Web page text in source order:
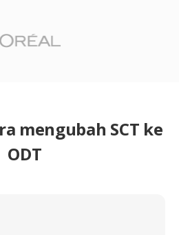
mengubah SCT ke
ODT